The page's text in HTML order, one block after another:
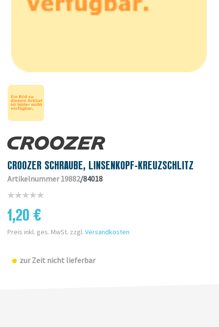
CROOZER SCHRAUBE, LINSENKOPF-KREUZSCHLITZ
Artikelnummer 19882/84018
1,20 €
Preis inkl. ges. MwSt. zzgl. Versandkosten
zur Zeit nicht lieferbar